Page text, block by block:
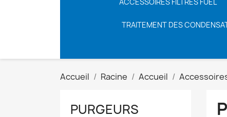
TRAITEMENT DES
Accueil Racine Accueil
PURGEURS